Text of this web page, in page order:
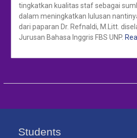
tingkatkan kualitas staf sebagai
dalam meningkatkan lulusan
dari paparan Dr. Refnaldi, M.Litt.
Jurusan Bahasa Inggris FBS UNP.
Students